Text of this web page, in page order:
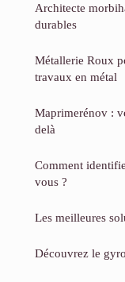
Architecte
durables
Métallerie Roux
travaux en métal
Maprimerénov :
delà
Comment
vous ?
Les meilleures
Découvrez le